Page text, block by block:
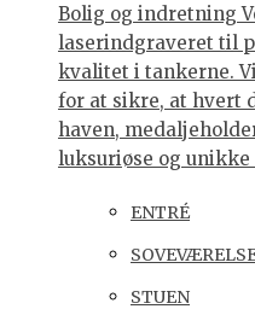
Bolig og indretning
laserindgraveret til
kvalitet i tankerne.
for at sikre, at hvert
haven,
luksuriøse og
ENTRÉ
STUEN